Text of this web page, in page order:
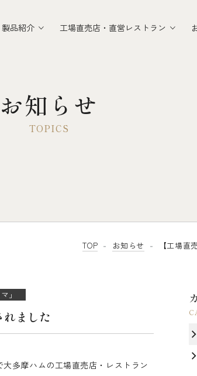
品紹介 工場直売店・直営レストラン
お知らせ
TOP お知らせ 【工場
」
ました
多摩ハムの工場直売店・レストラン